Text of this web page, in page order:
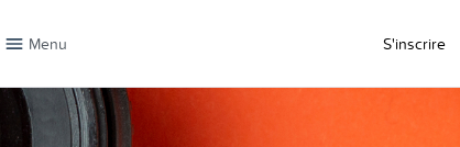
Menu S'inscrire